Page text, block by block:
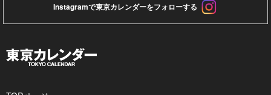
Instagramで東京カレンダーをフォローする